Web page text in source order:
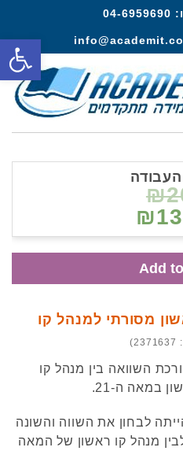
04-6959690
מסורתי למנהל קו
השוואה בין מנהל קו
במאה ה-21.
לבחון את השווה והשונה
מנהל קו ראשון של המאה
Add
פתח